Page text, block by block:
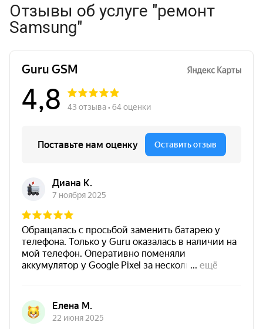
Отзывы об услуге "ремонт
Samsung"